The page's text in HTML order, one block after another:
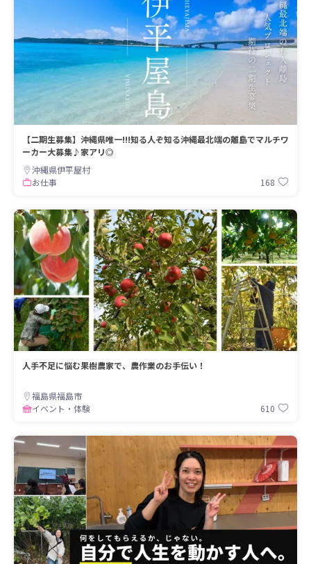
【二期生募集】沖縄県唯一!!!知る人ぞ知る沖縄最北端の離島でマルチワ
ーカー大募集♪家アリ◎
沖縄県伊平屋村
お仕事
168
人手不足に悩む果樹農家で、農作業のお手伝い！
福島県福島市
イベント・体験
610